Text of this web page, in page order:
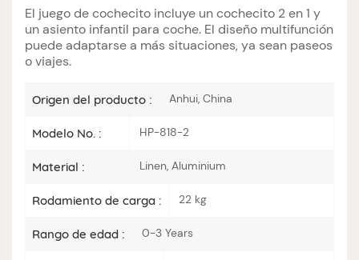
El juego de cochecito incluye un cochecito 2 en 1 y
un asiento infantil para coche. El diseño multifunción
puede adaptarse a más situaciones, ya sean paseos
o viajes.
Origen del producto : Anhui, China
Modelo No. : HP-818-2
Material : Linen, Aluminium
Rodamiento de carga : 22 kg
Rango de edad : 0-3 Years